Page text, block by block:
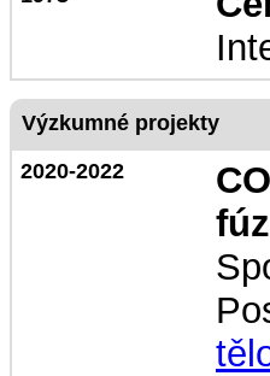
Výzkumné projekty
2020-2022